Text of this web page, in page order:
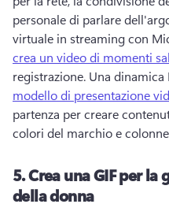
personale di parlare
virtuale in streaming con
crea un video di momenti
registrazione. Una dinamica
modello di presentazione
partenza per creare
colori del marchio e
5.Crea una GIF per
della donna